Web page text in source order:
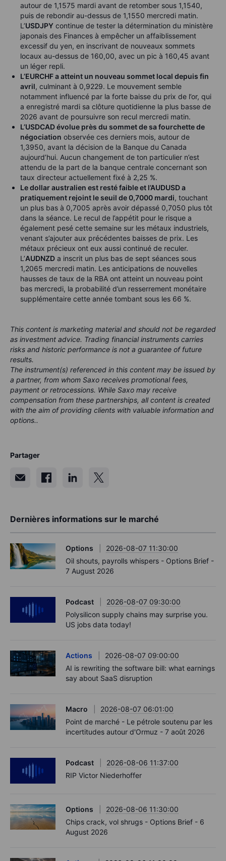
autour de 1,1575 mardi avant de retomber sous 1,1540,
puis de rebondir au-dessus de 1,1550 mercredi matin.
L’USDJPY continue de tester la détermination du ministère
japonais des Finances à empêcher un affaiblissement
excessif du yen, en inscrivant de nouveaux sommets
locaux au-dessus de 160,00, avec un pic à 160,45 avant
un léger repli.
L’EURCHF a atteint un nouveau sommet local depuis fin
avril, culminant à 0,9229. Le mouvement semble
notamment influencé par la forte baisse du prix de l’or, qui
a enregistré mardi sa clôture quotidienne la plus basse de
2026 avant de poursuivre son recul mercredi matin.
L’USDCAD évolue près du sommet de sa fourchette de
négociation observée ces derniers mois, autour de
1,3950, avant la décision de la Banque du Canada
aujourd’hui. Aucun changement de ton particulier n’est
attendu de la part de la banque centrale concernant son
taux directeur actuellement fixé à 2,25 %.
Le dollar australien est resté faible et l’AUDUSD a
pratiquement rejoint le seuil de 0,7000 mardi, touchant
un plus bas à 0,7005 après avoir dépassé 0,7050 plus tôt
dans la séance. Le recul de l’appétit pour le risque a
également pesé cette semaine sur les métaux industriels,
venant s’ajouter aux précédentes baisses de prix. Les
métaux précieux ont eux aussi continué de reculer.
L’AUDNZD a inscrit un plus bas de sept séances sous
1,2065 mercredi matin. Les anticipations de nouvelles
hausses de taux de la RBA ont atteint un nouveau point
bas mercredi, la probabilité d’un resserrement monétaire
supplémentaire cette année tombant sous les 66 %.
This content is marketing material and should not be regarded
as investment advice. Trading financial instruments carries
risks and historic performance is not a guarantee of future
results.
The instrument(s) referenced in this content may be issued by
a partner, from whom Saxo receives promotional fees,
payment or retrocessions. While Saxo may receive
compensation from these partnerships, all content is created
with the aim of providing clients with valuable information and
options..
Partager
Dernières informations sur le marché
Options
2026-08-07 11:30:00
Oil shouts, payrolls whispers - Options Brief -
7 August 2026
Podcast
2026-08-07 09:30:00
Polysilicon supply chains may surprise you.
US jobs data today!
Actions
2026-08-07 09:00:00
AI is rewriting the software bill: what earnings
say about SaaS disruption
Macro
2026-08-07 06:01:00
Point de marché - Le pétrole soutenu par les
incertitudes autour d'Ormuz - 7 août 2026
Podcast
2026-08-06 11:37:00
RIP Victor Niederhoffer
Options
2026-08-06 11:30:00
Chips crack, vol shrugs - Options Brief - 6
August 2026